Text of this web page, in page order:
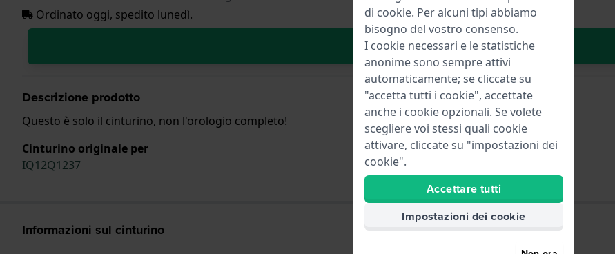
Ordinato oggi, spedito lunedì.
Aggiungi al carrello
Descrizione prodotto
Questo è solo il cinturino, non l'orologio completo!
Cinturino originale per
IQ12Q1237
Informazioni sul cinturino
di cookie. Per alcuni tipi abbiamo
bisogno del vostro consenso.
I cookie necessari e le statistiche
anonime sono sempre attivi
automaticamente; se cliccate su
"accetta tutti i cookie", accettate
anche i cookie opzionali. Se volete
scegliere voi stessi quali cookie
attivare, cliccate su "impostazioni dei
cookie".
Accettare tutti
Impostazioni dei cookie